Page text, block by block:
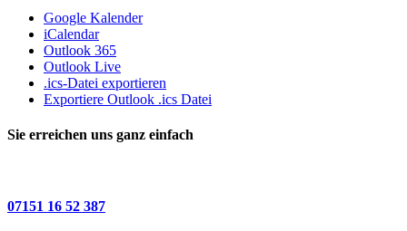
Google Kalender
iCalendar
Outlook 365
Outlook Live
.ics-Datei exportieren
Exportiere Outlook .ics Datei
Sie erreichen uns ganz einfach
07151 16 52 387